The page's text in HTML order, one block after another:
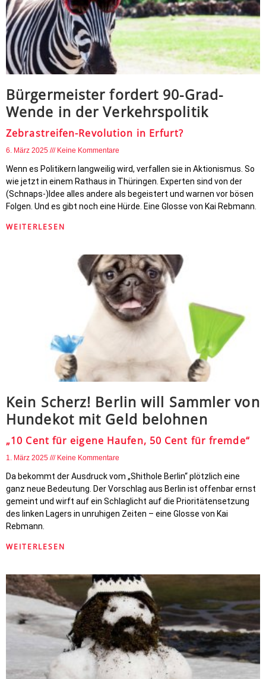
Bürgermeister fordert 90-Grad-
Wende in der Verkehrspolitik
Zebrastreifen-Revolution in Erfurt?
6. März 2025 Keine Kommentare
Wenn es Politikern langweilig wird, verfallen sie in Aktionismus. So
wie jetzt in einem Rathaus in Thüringen. Experten sind von der
(Schnaps-)Idee alles andere als begeistert und warnen vor bösen
Folgen. Und es gibt noch eine Hürde. Eine Glosse von Kai Rebmann.
WEITERLESEN
Kein Scherz! Berlin will Sammler von
Hundekot mit Geld belohnen
„10 Cent für eigene Haufen, 50 Cent für fremde“
1. März 2025 Keine Kommentare
Da bekommt der Ausdruck vom „Shithole Berlin“ plötzlich eine
ganz neue Bedeutung. Der Vorschlag aus Berlin ist offenbar ernst
gemeint und wirft auf ein Schlaglicht auf die Prioritätensetzung
des linken Lagers in unruhigen Zeiten – eine Glosse von Kai
Rebmann.
WEITERLESEN